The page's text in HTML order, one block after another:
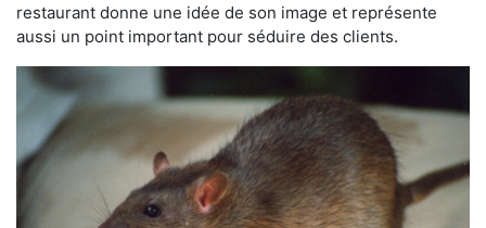
restaurant donne une idée de son image et représente
aussi un point important pour séduire des clients.